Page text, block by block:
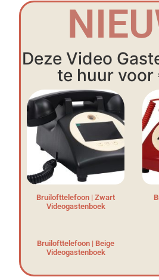
Deze Video
te huur voor
Bruilofttelefoon | Zwart
Videogastenboek
Bruilofttelefoon | Beige
Videogastenboek